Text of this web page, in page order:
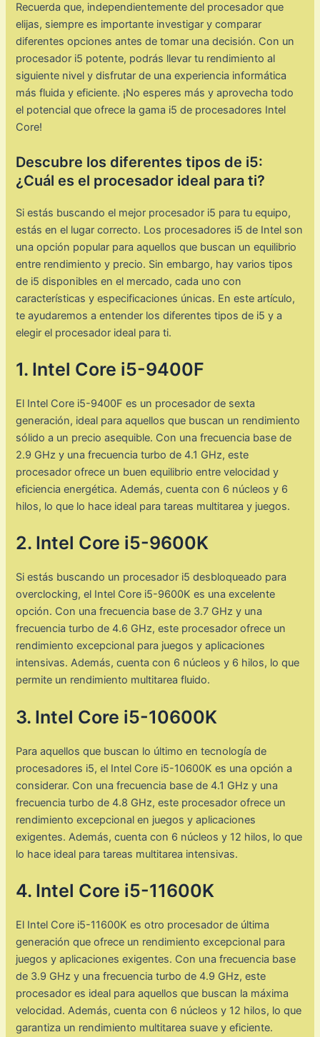
Recuerda que, independientemente del procesador que
elijas, siempre es importante investigar y comparar
diferentes opciones antes de tomar una decisión. Con un
procesador i5 potente, podrás llevar tu rendimiento al
siguiente nivel y disfrutar de una experiencia informática
más fluida y eficiente. ¡No esperes más y aprovecha todo
el potencial que ofrece la gama i5 de procesadores Intel
Core!
Descubre los diferentes tipos de i5:
¿Cuál es el procesador ideal para ti?
Si estás buscando el mejor procesador i5 para tu equipo,
estás en el lugar correcto. Los procesadores i5 de Intel son
una opción popular para aquellos que buscan un equilibrio
entre rendimiento y precio. Sin embargo, hay varios tipos
de i5 disponibles en el mercado, cada uno con
características y especificaciones únicas. En este artículo,
te ayudaremos a entender los diferentes tipos de i5 y a
elegir el procesador ideal para ti.
1. Intel Core i5-9400F
El Intel Core i5-9400F es un procesador de sexta
generación, ideal para aquellos que buscan un rendimiento
sólido a un precio asequible. Con una frecuencia base de
2.9 GHz y una frecuencia turbo de 4.1 GHz, este
procesador ofrece un buen equilibrio entre velocidad y
eficiencia energética. Además, cuenta con 6 núcleos y 6
hilos, lo que lo hace ideal para tareas multitarea y juegos.
2. Intel Core i5-9600K
Si estás buscando un procesador i5 desbloqueado para
overclocking, el Intel Core i5-9600K es una excelente
opción. Con una frecuencia base de 3.7 GHz y una
frecuencia turbo de 4.6 GHz, este procesador ofrece un
rendimiento excepcional para juegos y aplicaciones
intensivas. Además, cuenta con 6 núcleos y 6 hilos, lo que
permite un rendimiento multitarea fluido.
3. Intel Core i5-10600K
Para aquellos que buscan lo último en tecnología de
procesadores i5, el Intel Core i5-10600K es una opción a
considerar. Con una frecuencia base de 4.1 GHz y una
frecuencia turbo de 4.8 GHz, este procesador ofrece un
rendimiento excepcional en juegos y aplicaciones
exigentes. Además, cuenta con 6 núcleos y 12 hilos, lo que
lo hace ideal para tareas multitarea intensivas.
4. Intel Core i5-11600K
El Intel Core i5-11600K es otro procesador de última
generación que ofrece un rendimiento excepcional para
juegos y aplicaciones exigentes. Con una frecuencia base
de 3.9 GHz y una frecuencia turbo de 4.9 GHz, este
procesador es ideal para aquellos que buscan la máxima
velocidad. Además, cuenta con 6 núcleos y 12 hilos, lo que
garantiza un rendimiento multitarea suave y eficiente.